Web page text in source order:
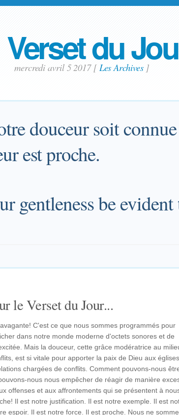
Verset du
mercredi avril 5 2017 [ Les Archives]
douceur soit
est proche.
gentleness be
le Verset du Jour...
C'est ce que nous sommes programmés pour
dans notre monde moderne d'octets sonores et de
Mais la douceur, cette grâce modératrice au
est si vitale pour apporter la paix de Dieu aux
chargées de conflits. Comment pouvons-nous
nous nous empêcher de réagir de manière
offenses et aux affrontements qui se présentent à
Il est notre justification. Il est notre exemple. Il est
espoir. Il est notre force. Il est proche. Nous ne